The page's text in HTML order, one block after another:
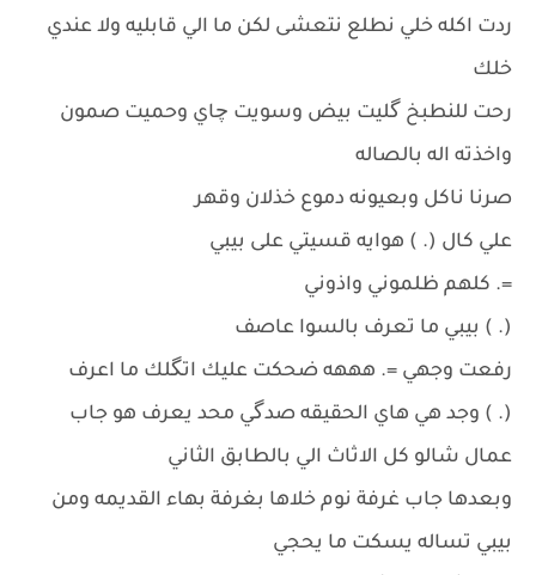
ردت اكله خلي نطلع نتعشى لكن ما الي قابليه ولا عندي
خلك
رحت للنطبخ گليت بيض وسويت چاي وحميت صمون
واخذته اله بالصاله
صرنا ناكل وبعيونه دموع خذلان وقهر
علي كال (. ) هوايه قسيتي على بيبي
=. كلهم ظلموني واذوني
(. ) بيبي ما تعرف بالسوا عاصف
رفعت وجهي =. هههه ضحكت عليك اتگلك ما اعرف
(. ) وجد هي هاي الحقيقه صدگي محد يعرف هو جاب
عمال شالو كل الاثاث الي بالطابق الثاني
وبعدها جاب غرفة نوم خلاها بغرفة بهاء القديمه ومن
بيبي تساله يسكت ما يحجي